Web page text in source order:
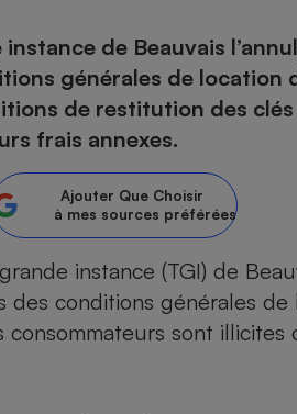
de Beauvais
générales de location
de restitution des
frais annexes.
Ajouter Que Choisir
à mes sources préférées
instance (TGI) de
des conditions générales de
sont illicites
sèche-linge
Panneaux
photovoltaïques
smartphone
nettoyeur haute
mutuelle
des devis d’opticiens
santé
Obsèques - Pompes
funèbres